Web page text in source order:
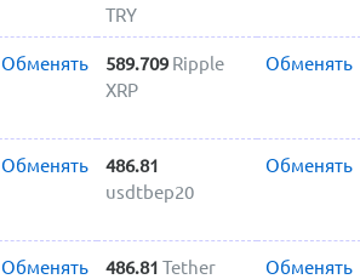
TRY
Обменять 589.709 Ripple
XRP
Обменять
Обменять
486.81
usdtbep20
Обменять
Обменять 486.81 Tether
Обменять